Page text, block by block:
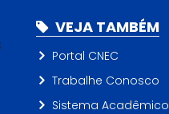
VEJA TAMBÉM
Portal CNEC
Trabalhe Conosco
Sistema Acadêmico